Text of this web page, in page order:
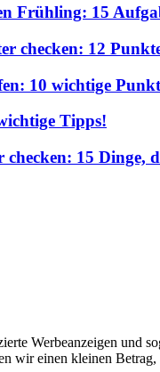
Frühling: 15
checken: 12
10 wichtige
Tipps!
15 Dinge,
Werbeanzeigen
wir einen kleinen